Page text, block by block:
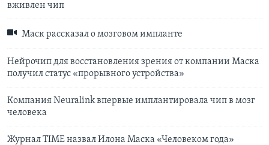
вживлен чип
Маск рассказал о мозговом импланте
Нейрочип для восстановления зрения от компании Маска
получил статус «прорывного устройства»
Компания Neuralink впервые имплантировала чип в мозг
человека
Журнал TIME назвал Илона Маска «Человеком года»